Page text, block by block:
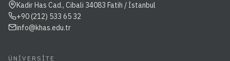
Kadir Has Cad., Cibali 34083 Fatih / İstanbul
+90 (212) 533 65 32
info@khas.edu.tr
ÜNIVERSITE